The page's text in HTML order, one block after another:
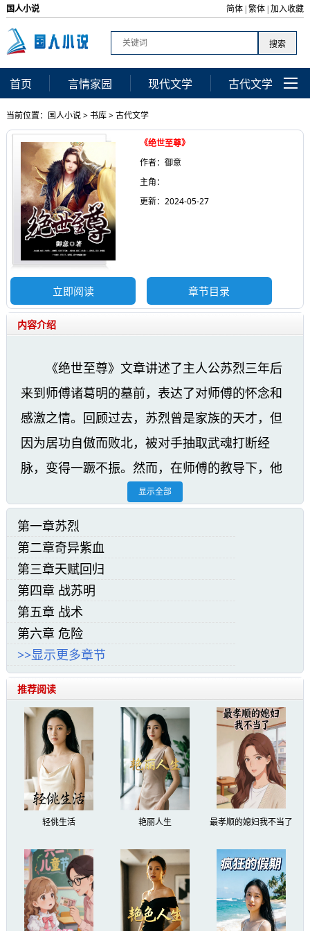
国人小说 简体 |繁体 |加入收藏
首页 言情家园 现代文学 古代文学
当前位置： 国人小说>书库>古代文学
《绝世至尊》
作者：御意
主角：
更新：2024-05-27
立即阅读 章节目录
内容介绍
《绝世至尊》文章讲述了主人公苏烈三年后
来到师傅诸葛明的墓前，表达了对师傅的怀念和
感激之情。回顾过去，苏烈曾是家族的天才，但
因为居功自傲而败北，被对手抽取武魂打断经
脉，变得一蹶不振。然而，在师傅的教导下，他
学会了隐忍和努力修炼，成长为一个更加成熟的
人。苏烈向师傅表达了自己的进步和心声，并磕
头表示对师傅的感激和敬意。整篇文章通过主人
公视角展现了师徒情深的感人故事。
绝世至尊小说精彩阅读:
青阳城外，一片树林之中。
一个人影行走在树林，炎日西下，却丝毫不
影响他的步伐，随着树林渐渐茂盛，不久之后，
他的脚步，终于停在了一座坟墓面前。
“三年了，三年了……”
站在坟墓面前，苏烈长叹一声，眼神之中，
却有不住的期盼。
“师傅，您还好吗？按照您的约定，三年
后……我来了。”
坟墓很简单，甚至可以用一个小土堆来形
显示全部
第一章苏烈
第二章奇异紫血
第三章天赋回归
第四章 战苏明
第五章 战术
第六章 危险
>>显示更多章节
推荐阅读
轻佻生活 艳丽人生 最孝顺的媳妇我不当了